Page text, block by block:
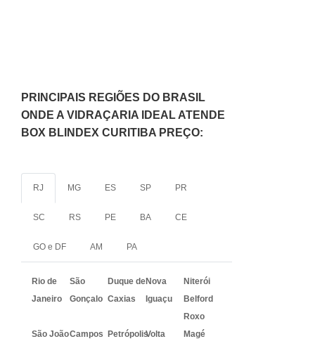
PRINCIPAIS REGIÕES DO BRASIL
ONDE A VIDRAÇARIA IDEAL ATENDE
BOX BLINDEX CURITIBA PREÇO:
RJ MG ES SP PR
SC RS PE BA CE
GO e DF AM PA
Rio de
Janeiro
São
Gonçalo
Duque de
Caxias
Nova
Iguaçu
Niterói
Belford
Roxo
São JoãoCampos
PetrópolisVolta
Magé